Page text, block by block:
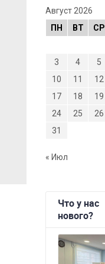
Август 2026
ПН
ВТ СР
3
4 5
10
11 12
17
18 19
24
25 26
31
« Июл